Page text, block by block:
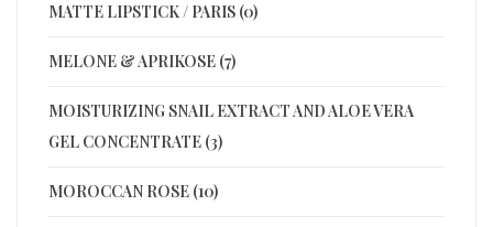
MATTE LIPSTICK / PARIS (0)
MELONE & APRIKOSE (7)
MOISTURIZING SNAIL EXTRACT AND ALOE VERA
GEL CONCENTRATE (3)
MOROCCAN ROSE (10)